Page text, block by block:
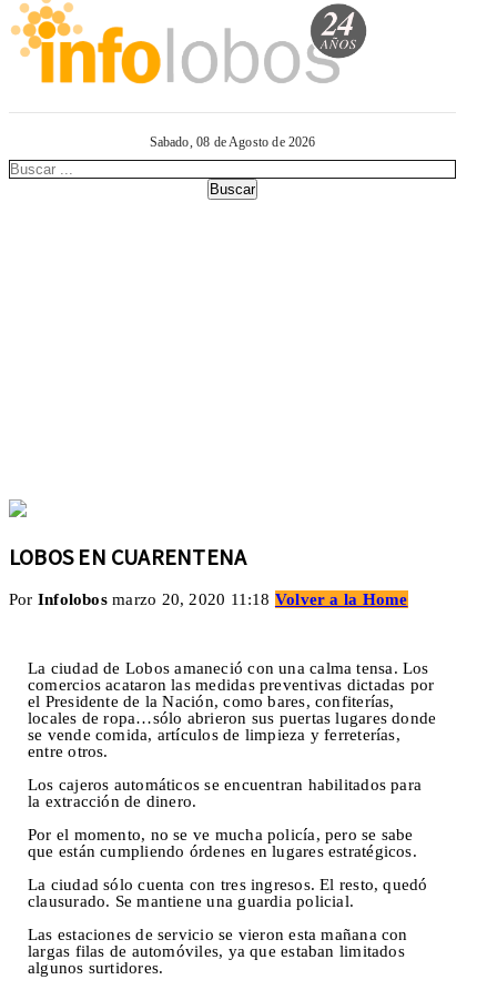
Sabado, 08 de Agosto de 2026
LOBOS EN CUARENTENA
Por Infolobos marzo 20, 2020 11:18 Volver a la Home
La ciudad de Lobos amaneció con una calma tensa. Los
comercios acataron las medidas preventivas dictadas por
el Presidente de la Nación, como bares, confiterías,
locales de ropa…sólo abrieron sus puertas lugares donde
se vende comida, artículos de limpieza y ferreterías,
entre otros.
Los cajeros automáticos se encuentran habilitados para
la extracción de dinero.
Por el momento, no se ve mucha policía, pero se sabe
que están cumpliendo órdenes en lugares estratégicos.
La ciudad sólo cuenta con tres ingresos. El resto, quedó
clausurado. Se mantiene una guardia policial.
Las estaciones de servicio se vieron esta mañana con
largas filas de automóviles, ya que estaban limitados
algunos surtidores.